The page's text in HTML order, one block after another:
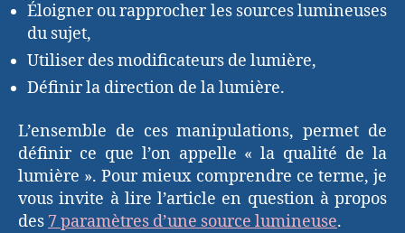
Éloigner ou rapprocher les sources lumineuses
du sujet,
Utiliser des modificateurs de lumière,
Définir la direction de la lumière.
L’ensemble de ces manipulations, permet de
définir ce que l’on appelle « la qualité de la
lumière ». Pour mieux comprendre ce terme, je
vous invite à lire l’article en question à propos
des 7 paramètres d’une source lumineuse.